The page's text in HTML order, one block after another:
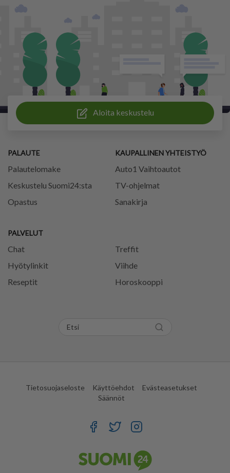
Aloita keskustelu
PALAUTE
Palautelomake
Keskustelu Suomi24:sta
Opastus
PALVELUT
Chat
Treffit
Hyötylinkit
Viihde
Reseptit
Horoskooppi
KAUPALLINEN YHTEISTYÖ
Auto1 Vaihtoautot
TV-ohjelmat
Sanakirja
Tietosuojaseloste Käyttöehdot
Evästeasetukset
Säännöt